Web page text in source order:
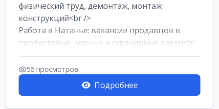
физический труд, демонтаж, монтаж
конструкций<br />
Работа в Натанье: вакансии продавцов в
продуктовые, мясные и сувенирные лавки<br
/>
Разнорабочий на сборку м...
56 просмотров
Подробнее